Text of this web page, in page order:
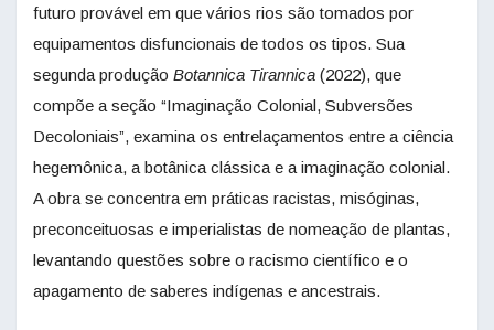
futuro provável em que vários rios são tomados por
equipamentos disfuncionais de todos os tipos. Sua
segunda produção Botannica Tirannica (2022), que
compõe a seção “Imaginação Colonial, Subversões
Decoloniais”, examina os entrelaçamentos entre a ciência
hegemônica, a botânica clássica e a imaginação colonial.
A obra se concentra em práticas racistas, misóginas,
preconceituosas e imperialistas de nomeação de plantas,
levantando questões sobre o racismo científico e o
apagamento de saberes indígenas e ancestrais.